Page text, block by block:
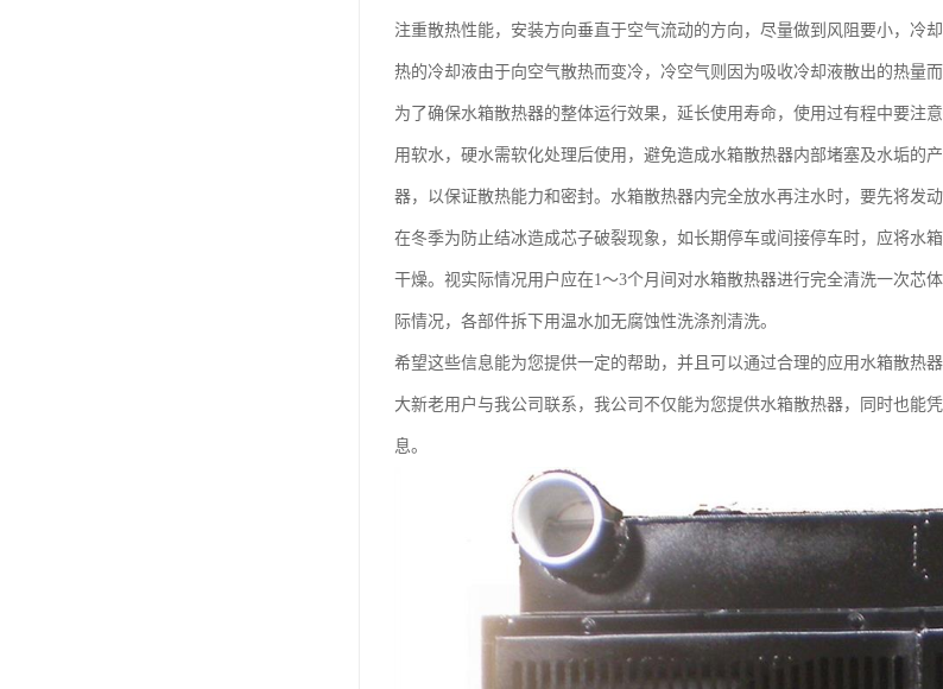
注重散热性能，安装方向垂直于空气流动的方向，尽量做到风阻要小，冷
热的冷却液由于向空气散热而变冷，冷空气则因为吸收冷却液散出的热量
为了确保水箱散热器的整体运行效果，延长使用寿命，使用过有程中要注
用软水，硬水需软化处理后使用，避免造成水箱散热器内部堵塞及水垢的
器，以保证散热能力和密封。水箱散热器内完全放水再注水时，要先将发
在冬季为防止结冰造成芯子破裂现象，如长期停车或间接停车时，应将水
干燥。视实际情况用户应在1～3个月间对水箱散热器进行完全清洗一次芯
际情况，各部件拆下用温水加无腐蚀性洗涤剂清洗。
希望这些信息能为您提供一定的帮助，并且可以通过合理的应用水箱散热
大新老用户与我公司联系，我公司不仅能为您提供水箱散热器，同时也能
息。